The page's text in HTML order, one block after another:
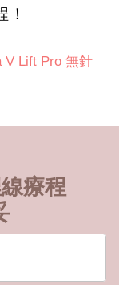
V Lift Pro 無針
療程